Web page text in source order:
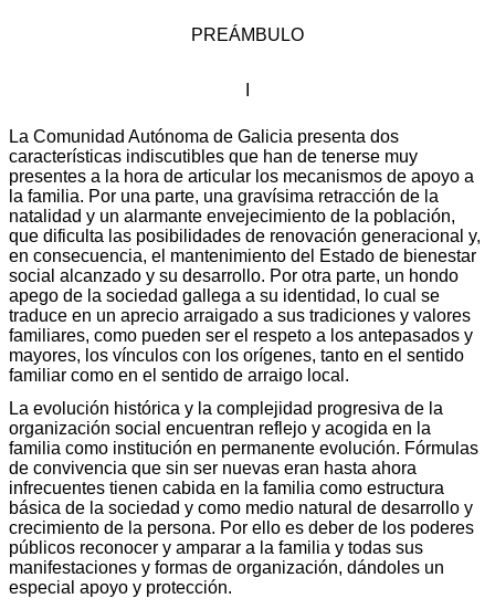
PREÁMBULO
La Comunidad Autónoma de Galicia presenta dos
características indiscutibles que han de tenerse muy
presentes a la hora de articular los mecanismos de apoyo a
la familia. Por una parte, una gravísima retracción de la
natalidad y un alarmante envejecimiento de la población,
que dificulta las posibilidades de renovación generacional y,
en consecuencia, el mantenimiento del Estado de bienestar
social alcanzado y su desarrollo. Por otra parte, un hondo
apego de la sociedad gallega a su identidad, lo cual se
traduce en un aprecio arraigado a sus tradiciones y valores
familiares, como pueden ser el respeto a los antepasados y
mayores, los vínculos con los orígenes, tanto en el sentido
familiar como en el sentido de arraigo local.
La evolución histórica y la complejidad progresiva de la
organización social encuentran reflejo y acogida en la
familia como institución en permanente evolución. Fórmulas
de convivencia que sin ser nuevas eran hasta ahora
infrecuentes tienen cabida en la familia como estructura
básica de la sociedad y como medio natural de desarrollo y
crecimiento de la persona. Por ello es deber de los poderes
públicos reconocer y amparar a la familia y todas sus
manifestaciones y formas de organización, dándoles un
especial apoyo y protección.